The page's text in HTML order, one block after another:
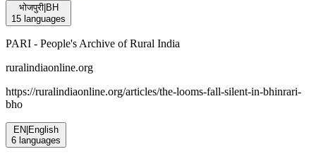
भोजपुरी| BH
15 languages
PARI - People's Archive of Rural India
ruralindiaonline.org
https://ruralindiaonline.org/articles/the-looms-fall-silent-in-bhinrari-
bho
EN English
6 languages